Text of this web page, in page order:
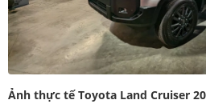
Ảnh thực tế Toyota Land Cruiser